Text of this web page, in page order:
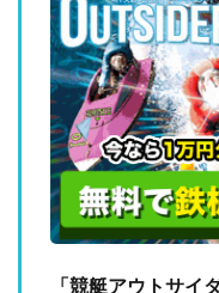
「競艇アウトサイ